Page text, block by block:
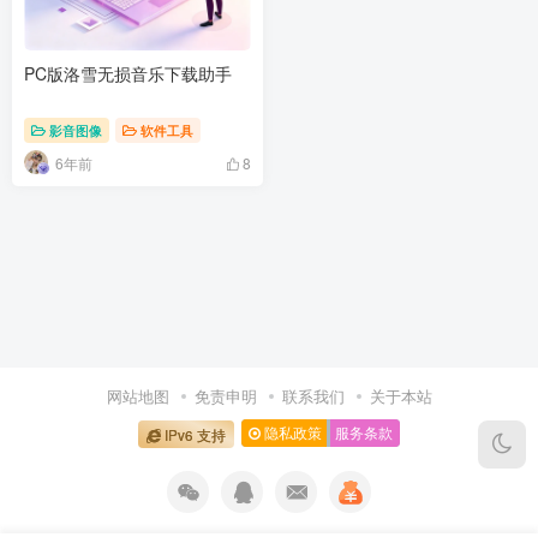
PC版洛雪无损音乐下载助手
影音图像 软件工具
6年前 8
网站地图 免责申明 联系我们 关于本站
IPv6 支持 隐私政策 服务条款